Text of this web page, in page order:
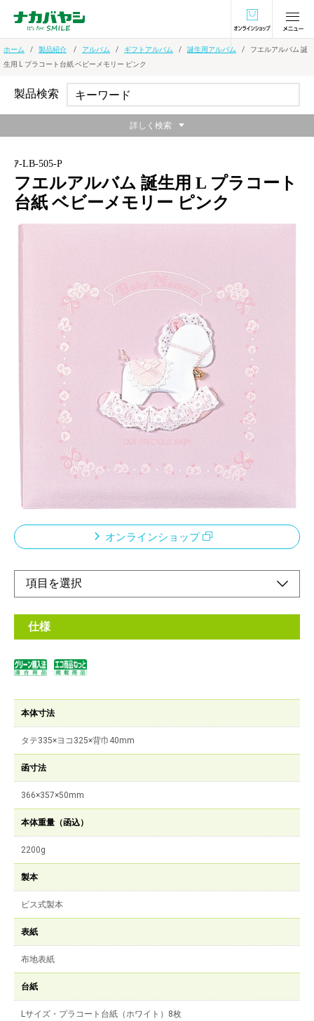
オンラインショ
ホーム 製品紹介 アルバム ギフトアルバム 誕生用アルバム
フエルアルバム 誕
生用 L プラコート台紙 ベビーメモリー ピンク
ｱ-LB-505-P
フエルアルバム 誕生用 L プラコート
台紙 ベビーメモリー ピンク
フエルアルバム誕生用
メーカー希望小売価格：
+ 税
本体刺繍名入れ可能※刺繍名入れは別途です。
Baby Memory(英)赤ちゃんの思い出
オンラインショップ
仕様
本体寸法
タテ335×ヨコ325×背巾40mm
函寸法
366×357×50mm
本体重量（函込）
2200g
製本
ビス式製本
表紙
布地表紙
台紙
Lサイズ・プラコート台紙（ホワイト）8枚
製品検索
詳しく検索